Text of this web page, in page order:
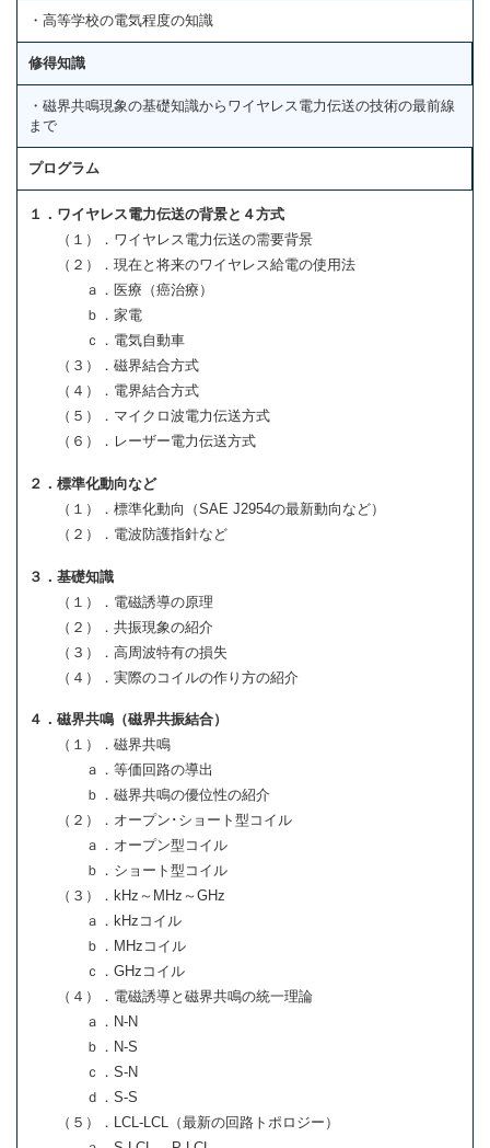
・高等学校の電気程度の知識
修得知識
・磁界共鳴現象の基礎知識からワイヤレス電力伝送の技術の最前線
まで
プログラム
１．ワイヤレス電力伝送の背景と４方式
（１）．ワイヤレス電力伝送の需要背景
（２）．現在と将来のワイヤレス給電の使用法
ａ．医療（癌治療）
ｂ．家電
ｃ．電気自動車
（３）．磁界結合方式
（４）．電界結合方式
（５）．マイクロ波電力伝送方式
（６）．レーザー電力伝送方式
２．標準化動向など
（１）．標準化動向（SAE J2954の最新動向など）
（２）．電波防護指針など
３．基礎知識
（１）．電磁誘導の原理
（２）．共振現象の紹介
（３）．高周波特有の損失
（４）．実際のコイルの作り方の紹介
４．磁界共鳴（磁界共振結合）
（１）．磁界共鳴
ａ．等価回路の導出
ｂ．磁界共鳴の優位性の紹介
（２）．オープン･ショート型コイル
ａ．オープン型コイル
ｂ．ショート型コイル
（３）．kHz～MHz～GHz
ａ．kHzコイル
ｂ．MHzコイル
ｃ．GHzコイル
（４）．電磁誘導と磁界共鳴の統一理論
ａ．N-N
ｂ．N-S
ｃ．S-N
ｄ．S-S
（５）．LCL-LCL（最新の回路トポロジー）